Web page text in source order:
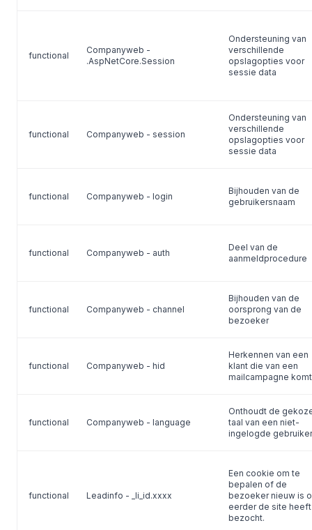
functional
Companyweb -
.AspNetCore.Session
Ondersteuning van
verschillende
opslagopties voor
sessie data
functional Companyweb - session
Ondersteuning van
verschillende
opslagopties voor
sessie data
functional Companyweb - login
Bijhouden van de
gebruikersnaam
functional Companyweb - auth
Deel van de
aanmeldprocedure
functional Companyweb - channel
Bijhouden van de
oorsprong van de
bezoeker
functional Companyweb - hid
Herkennen van een
klant die van een
mailcampagne
functional Companyweb - language
Onthoudt de
taal van een niet-
ingelogde
functional Leadinfo - _li_id.xxxx
Een cookie om te
bepalen of de
bezoeker nieuw is
eerder de site heeft
bezocht.